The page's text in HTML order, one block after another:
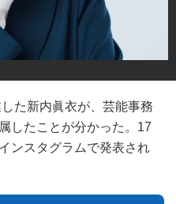
た新内眞衣が、芸能事務
したことが分かった。17
ンスタグラムで発表され